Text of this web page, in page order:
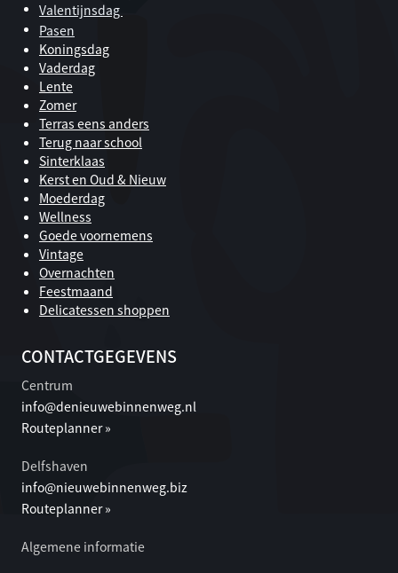
Valentijnsdag
Pasen
Koningsdag
Vaderdag
Lente
Zomer
Terras eens anders
Terug naar school
Sinterklaas
Kerst en Oud & Nieuw
Moederdag
Wellness
Goede voornemens
Vintage
Overnachten
Feestmaand
Delicatessen shoppen
CONTACTGEGEVENS
Centrum
info@denieuwebinnenweg.nl
Routeplanner »
Delfshaven
info@nieuwebinnenweg.biz
Routeplanner »
Algemene informatie